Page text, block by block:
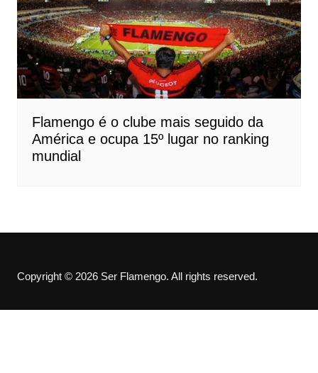
Flamengo é o clube mais seguido da
América e ocupa 15º lugar no ranking
mundial
Copyright © 2026 Ser Flamengo. All rights reserved.